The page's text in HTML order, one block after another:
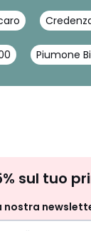
Piumone
sul tuo
nostra